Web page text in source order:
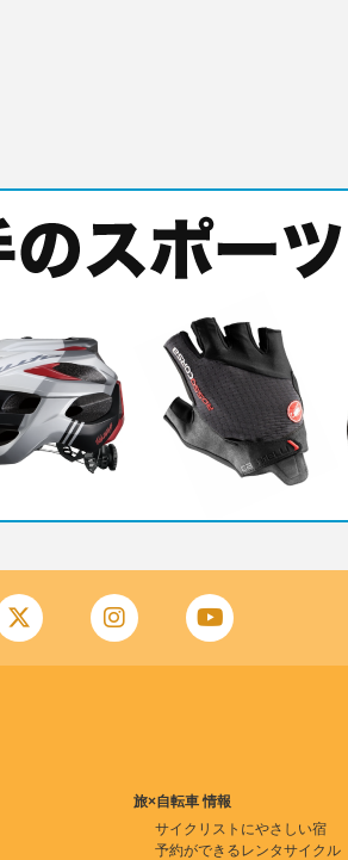
旅×自転車 情報
サイクリストにやさしい宿
予約ができるレンタサイクル